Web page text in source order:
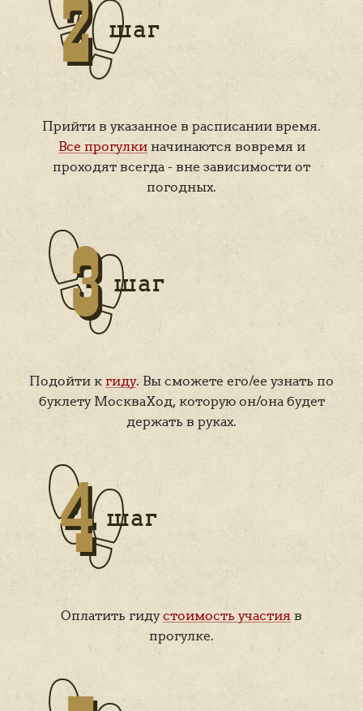
Прийти в указанное в расписании время.
Все прогулкиначинаются вовремя и
проходят всегда - вне зависимости от
погодных.
Подойти к гиду. Вы сможете его/ее узнать по
буклету МоскваХод, которую он/она будет
держать в руках.
Оплатить гидустоимость участия в
прогулке.